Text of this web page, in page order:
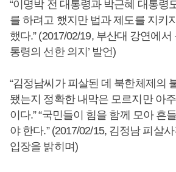
“이명박 전 대통령과 박근혜 대통령
를 하려고 했지만 법과 제도를 지키
했다.” (2017/02/19, 부산대 강연에서
통령의 선한 의지’ 발언)
“김정남씨가 피살된 데 북한체제의
됐는지 정확한 내막은 모르지만 아
이다.” “국민들이 힘을 함께 모아 흔
야 한다.” (2017/02/15, 김정남 피살
입장을 밝히며)